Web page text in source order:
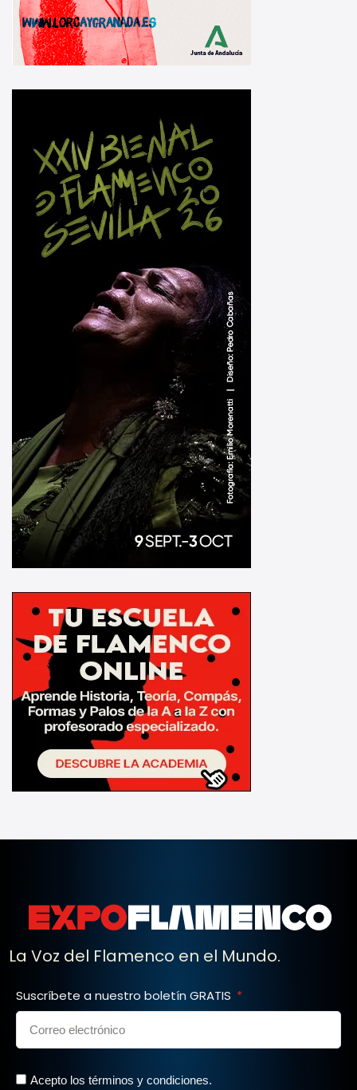
La Voz del Flamenco en el Mundo.
Suscríbete a nuestro boletín GRATIS
Acepto los términos y condiciones.